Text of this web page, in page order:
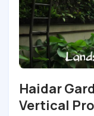
Haidar
Vertical